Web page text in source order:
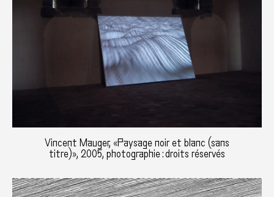
Vincent Mauger, «Paysage noir et blanc (sans
titre)», 2005, photographie : droits réservés